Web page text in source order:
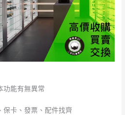
功能有無異常
保卡、發票、配件找齊